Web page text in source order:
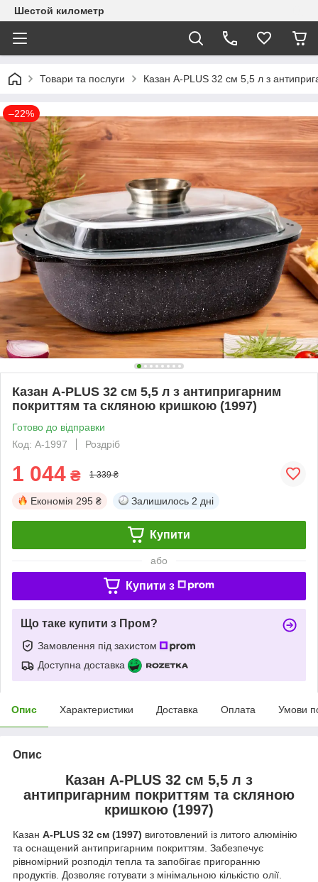
Шестой километр
Товари та послуги Казан A-PLUS 32 см 5,5 л з
–22%
Казан A-PLUS 32 см 5,5 л з антипригарним
покриттям та скляною кришкою (1997)
Готово до відправки
Код: A-1997
Роздріб
1 044 ₴ 1 339 ₴
Економія 295 ₴ Залишилось 2 дні
Купити
або
Купити з
Що таке купити з Пром?
Замовлення під захистом
Доступна доставка
Опис Характеристики Доставка Оплата Умови
Опис
Казан A-PLUS 32 см 5,5 л з
антипригарним покриттям та скляною
кришкою (1997)
Казан A-PLUS 32 см (1997) виготовлений із литого алюмінію
та оснащений антипригарним покриттям. Забезпечує
рівномірний розподіл тепла та запобігає пригоранню
продуктів. Дозволяє готувати з мінімальною кількістю олії.